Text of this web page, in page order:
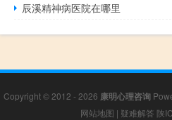
辰溪精神病医院在哪里
Copyright © 2012 - 2026 康明心理咨询
网站地图 | 疑难解答 陕